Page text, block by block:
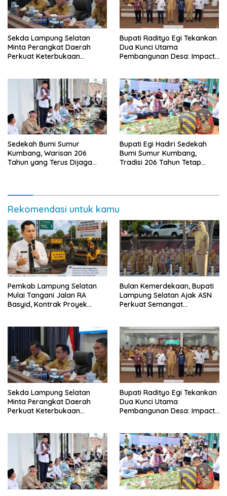
Sekda Lampung Selatan
Minta Perangkat Daerah
Perkuat Keterbukaan
Bupati Radityo Egi Tekankan
Dua Kunci Utama
Pembangunan Desa: Impact
Sedekah Bumi Sumur
Kumbang, Warisan 206
Tahun yang Terus Dijaga
Bupati Egi Hadiri Sedekah
Bumi Sumur Kumbang,
Tradisi 206 Tahun Tetap
Rekomendasi untuk kamu
Pemkab Lampung Selatan
Mulai Tangani Jalan RA
Basyid, Kontrak Proyek
Bulan Kemerdekaan, Bupati
Lampung Selatan Ajak ASN
Perkuat Semangat
Sekda Lampung Selatan
Minta Perangkat Daerah
Perkuat Keterbukaan
Bupati Radityo Egi Tekankan
Dua Kunci Utama
Pembangunan Desa: Impact